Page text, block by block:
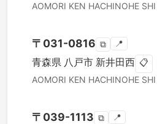
AOMORI KEN HACHINOHE SHI
〒 031-0816 ⧉ 📍
青森県 八戸市 新井田西 📋
AOMORI KEN HACHINOHE SHI
〒 039-1113 ⧉ 📍